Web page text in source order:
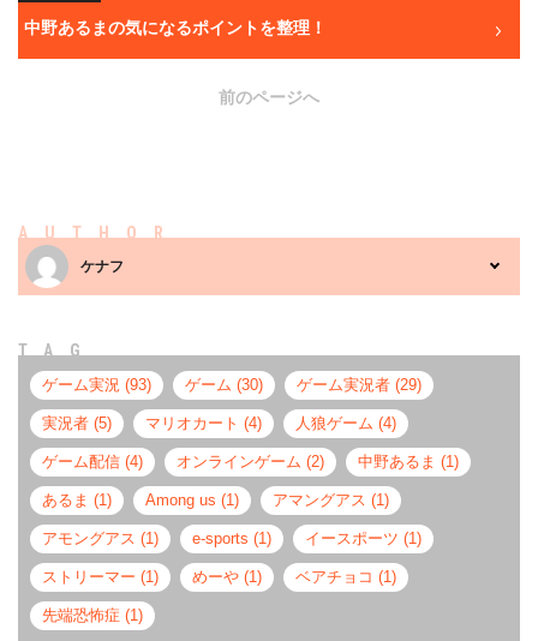
中野あるまの気になるポイントを整理！
前のページへ
AUTHOR
ケナフ
TAG
ゲーム実況 (93) ゲーム (30) ゲーム実況者 (29)
実況者 (5) マリオカート (4) 人狼ゲーム (4)
ゲーム配信 (4) オンラインゲーム (2) 中野あるま (1)
あるま (1) Among us (1) アマングアス (1)
アモングアス (1) e-sports (1) イースポーツ (1)
ストリーマー (1) めーや (1) ベアチョコ (1)
先端恐怖症 (1)